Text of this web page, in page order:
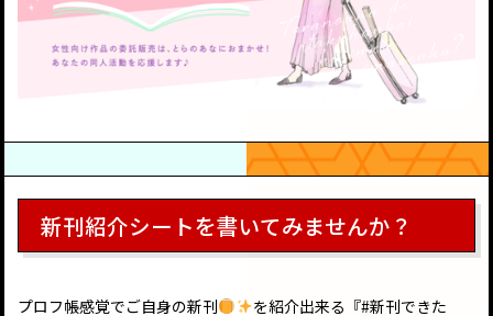
新刊紹介シートを書いてみませんか？
プロフ帳感覚でご自身の新刊
を紹介出来る『#新刊できた